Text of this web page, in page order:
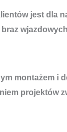
jest dla
montażem i
projektów